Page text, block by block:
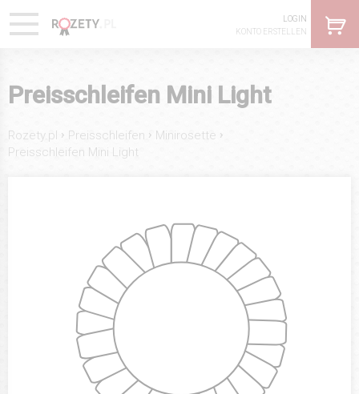
LOGIN
KONTO ERSTELLEN
Preisschleifen Mini Light
Rozety.pl › Preisschleifen › Minirosette ›
Preisschleifen Mini Light